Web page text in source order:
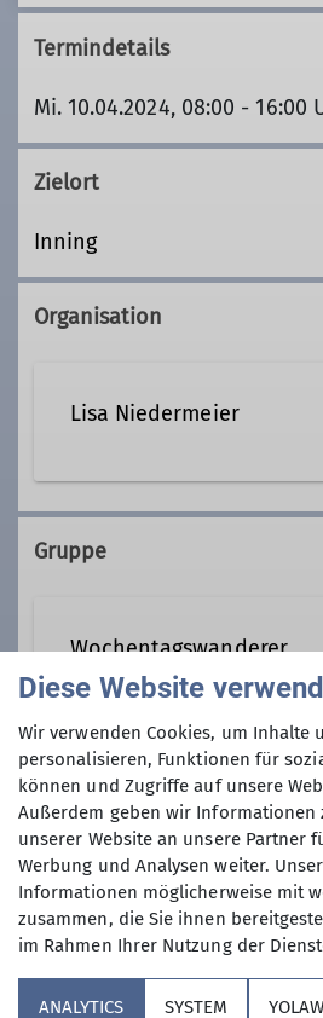
Termindetails
Mi. 10.04.2024, 08:00 - 16:00
Zielort
Inning
Organisation
Lisa Niedermeier
08143 7684
Gruppe
Wochentagswanderer
Wir sind eine
Wanderfreunden
Sektion, die
Dienstag und
anderen
unterwegs sind.
Wer kann sich das
leisten?
Nun, alle die aus dem
Anmeldung ab / bis
09.01.2024 / 08.04.2024
Maximale Teilnehmeranzahl
11
Diese Website
Wir verwenden Cookies, um Inhalte
personalisieren, Funktionen für
können und Zugriffe auf unsere
Außerdem geben wir Informationen
unserer Website an unsere Partner
Werbung und Analysen weiter.
Informationen möglicherweise mit
zusammen, die Sie ihnen
im Rahmen Ihrer Nutzung der
ANALYTICS SYSTEM